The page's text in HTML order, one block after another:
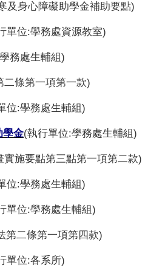
身心障礙助學金補助要點)
單位:學務處資源教室)
務處生輔組)
條第一項第一款)
位:學務處生輔組)
學金(執行單位:學務處生輔組)
施要點第三點第一項第二款)
位:學務處生輔組)
單位:學務處生輔組)
二條第一項第四款)
單位:各系所)